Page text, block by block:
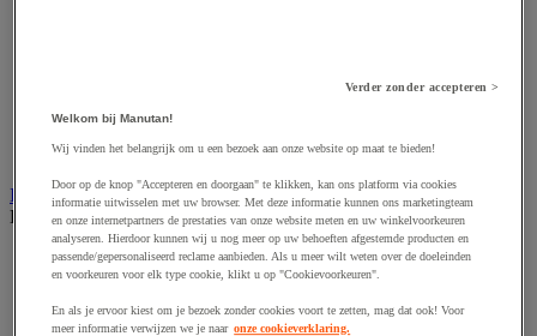
Spanband
Touw en draad
Industriële en magazijnstellingen
Bekijk de hele productgroep
Doorschuifstelling en doorrolstelling
Draagarmstelling voor lange lasten
Lichte stelling
Verder zonder accepteren >
Welkom bij Manutan!
Wij vinden het belangrijk om u een bezoek aan onze website op maat te bieden!
Door op de knop "Accepteren en doorgaan" te klikken, kan ons platform via cookies
informatie uitwisselen met uw browser. Met deze informatie kunnen ons marketingteam
en onze internetpartners de prestaties van onze website meten en uw winkelvoorkeuren
analyseren. Hierdoor kunnen wij u nog meer op uw behoeften afgestemde producten en
passende/gepersonaliseerd reclame aanbieden. Als u meer wilt weten over de doeleinden
en voorkeuren voor elk type cookie, klikt u op "Cookievoorkeuren".
En als je ervoor kiest om je bezoek zonder cookies voort te zetten, mag dat ook! Voor
meer informatie verwijzen we je naar onze cookieverklaring.